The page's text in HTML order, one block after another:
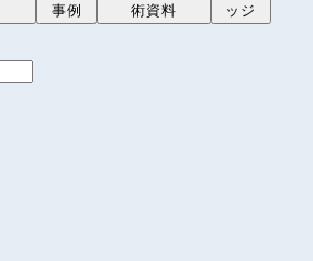
事例
術資料
ッジ